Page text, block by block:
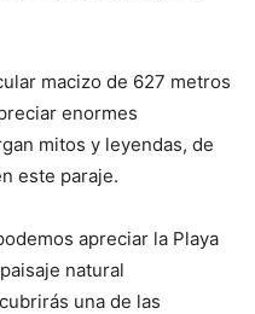
macizo de 627 metros
enormes
mitos y leyendas, de
este paraje.
apreciar la Playa
natural
una de las